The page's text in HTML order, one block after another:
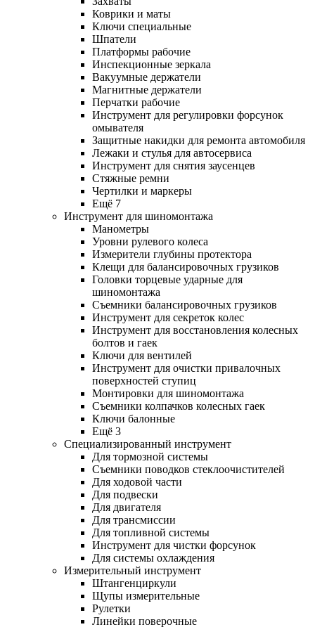
Коврики и маты
Ключи специальные
Шпатели
Платформы рабочие
Инспекционные зеркала
Вакуумные держатели
Магнитные держатели
Перчатки рабочие
Инструмент для регулировки форсунок
омывателя
Защитные накидки для ремонта автомобиля
Лежаки и стулья для автосервиса
Инструмент для снятия заусенцев
Стяжные ремни
Чертилки и маркеры
Ещё 7
Инструмент для шиномонтажа
Манометры
Уровни рулевого колеса
Измерители глубины протектора
Клещи для балансировочных грузиков
Головки торцевые ударные для
шиномонтажа
Съемники балансировочных грузиков
Инструмент для секреток колес
Инструмент для восстановления колесных
болтов и гаек
Ключи для вентилей
Инструмент для очистки привалочных
поверхностей ступиц
Монтировки для шиномонтажа
Съемники колпачков колесных гаек
Ключи балонные
Ещё 3
Специализированный инструмент
Для тормозной системы
Съемники поводков стеклоочистителей
Для ходовой части
Для подвески
Для двигателя
Для трансмиссии
Для топливной системы
Инструмент для чистки форсунок
Для системы охлаждения
Измерительный инструмент
Штангенциркули
Щупы измерительные
Рулетки
Линейки поверочные